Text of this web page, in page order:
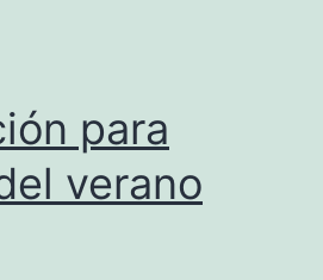
para
verano